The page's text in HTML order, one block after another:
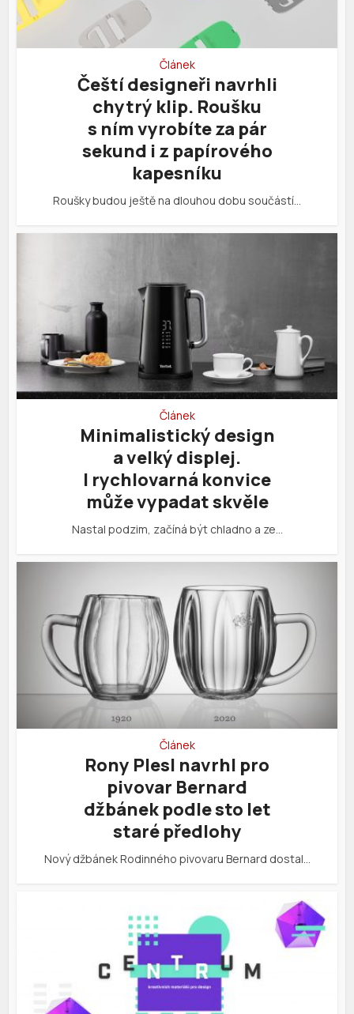
Článek
Čeští designeři navrhli
chytrý klip. Roušku
s ním vyrobíte za pár
sekund i z papírového
kapesníku
Roušky budou ještě na dlouhou dobu součástí…
Článek
Minimalistický design
a velký displej.
I rychlovarná konvice
může vypadat skvěle
Nastal podzim, začíná být chladno a ze…
Článek
Rony Plesl navrhl pro
pivovar Bernard
džbánek podle sto let
staré předlohy
Nový džbánek Rodinného pivovaru Bernard dostal…